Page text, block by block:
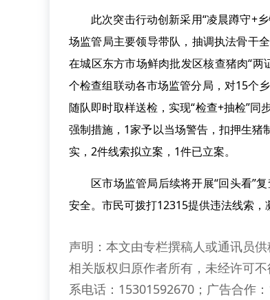
此次突击行动创新采用“凌晨蹲守+
场监管局主要领导带队，抽调执法骨干
在城区东方市场鲜肉批发区核查猪肉“
个检查组联动各市场监管分局，对15个
随队即时取样送检，实现“检查+抽检”
强制措施，1家予以当场警告，扣押生
实，2件线索拟立案，1件已立案。
区市场监管局后续将开展“回头看”
安全。市民可拨打12315提供违法线索，
声明：本文由专栏撰稿人或通讯员
相关版权归原作者所有，未经许可
系电话：15301592670；广告合作：